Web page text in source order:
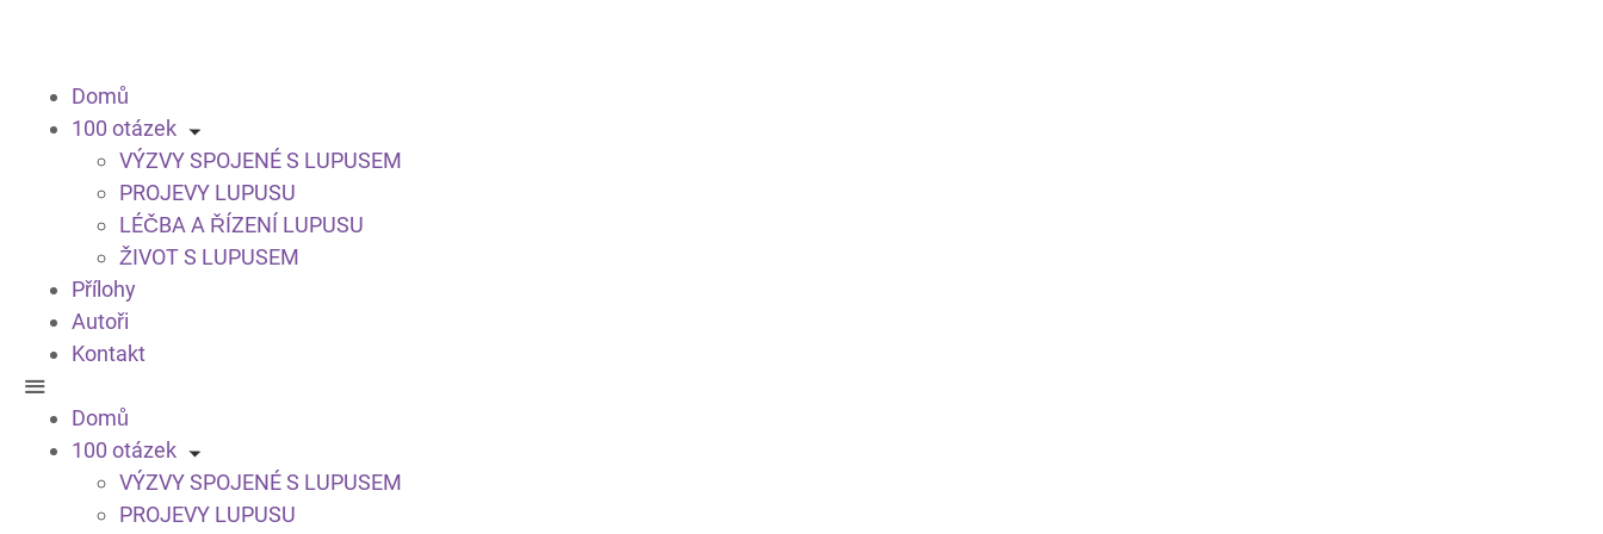
Domů
100 otázek
VÝZVY SPOJENÉ S LUPUSEM
PROJEVY LUPUSU
LÉČBA A ŘÍZENÍ LUPUSU
ŽIVOT S LUPUSEM
Přílohy
Autoři
Kontakt
Domů
100 otázek
VÝZVY SPOJENÉ S LUPUSEM
PROJEVY LUPUSU